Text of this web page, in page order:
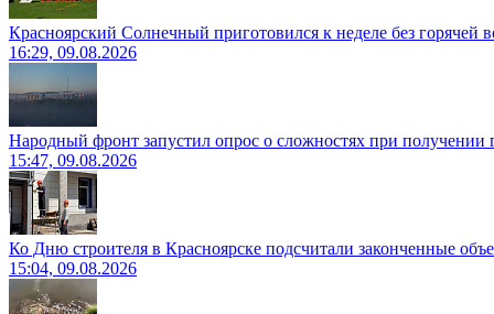
Красноярский Солнечный приготовился к неделе без горячей
16:29, 09.08.2026
Народный фронт запустил опрос о сложностях при получении
15:47, 09.08.2026
Ко Дню строителя в Красноярске подсчитали законченные
15:04, 09.08.2026